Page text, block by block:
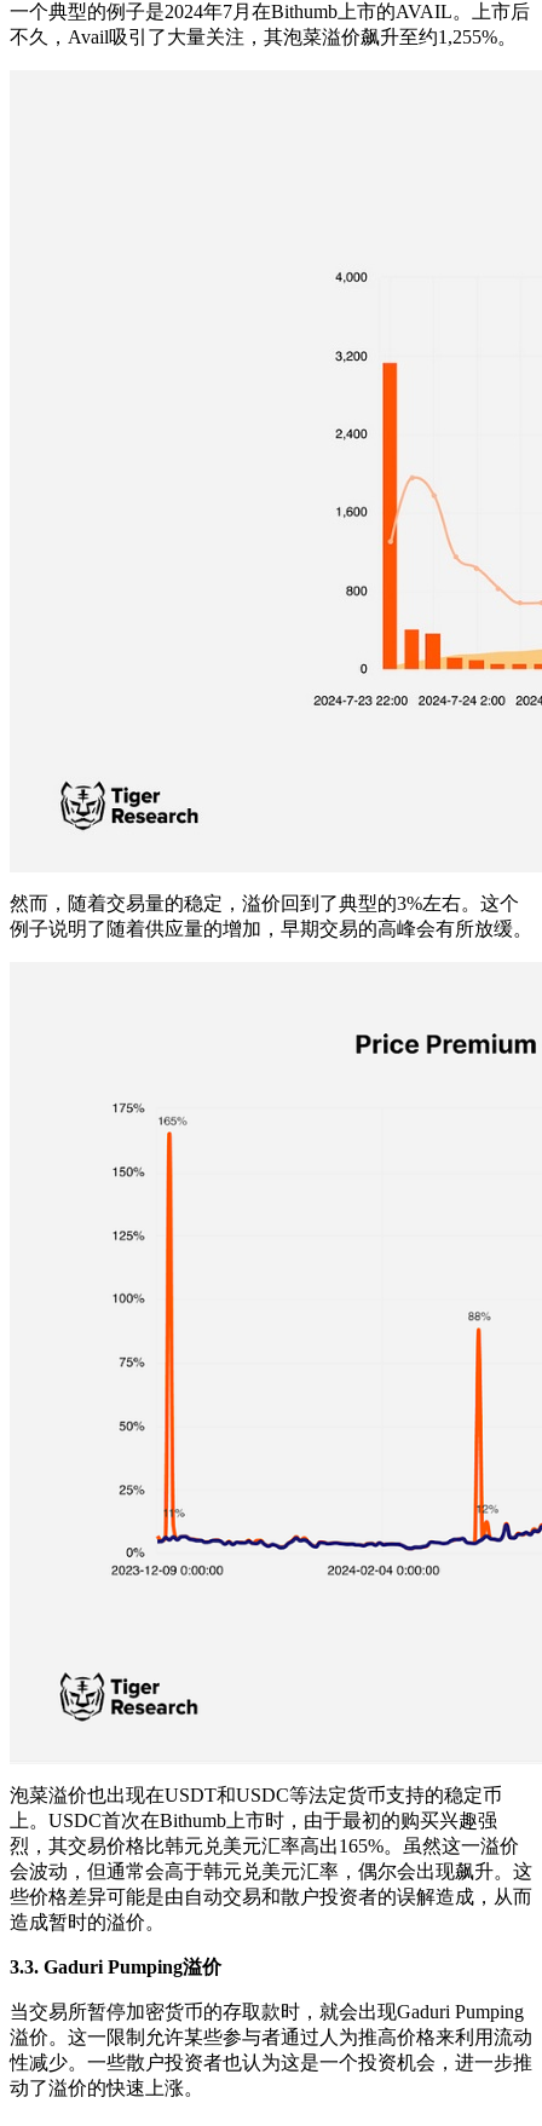
一个典型的例子是2024年7月在Bithumb上市的AVAIL。上市后
不久，Avail吸引了大量关注，其泡菜溢价飙升至约1,255%。
然而，随着交易量的稳定，溢价回到了典型的3%左右。这个
例子说明了随着供应量的增加，早期交易的高峰会有所放缓。
泡菜溢价也出现在USDT和USDC等法定货币支持的稳定币
上。USDC首次在Bithumb上市时，由于最初的购买兴趣强
烈，其交易价格比韩元兑美元汇率高出165%。虽然这一溢价
会波动，但通常会高于韩元兑美元汇率，偶尔会出现飙升。这
些价格差异可能是由自动交易和散户投资者的误解造成，从而
造成暂时的溢价。
3.3. Gaduri Pumping溢价
当交易所暂停加密货币的存取款时，就会出现Gaduri Pumping
溢价。这一限制允许某些参与者通过人为推高价格来利用流动
性减少。一些散户投资者也认为这是一个投资机会，进一步推
动了溢价的快速上涨。